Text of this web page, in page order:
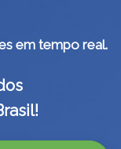
em tempo real.